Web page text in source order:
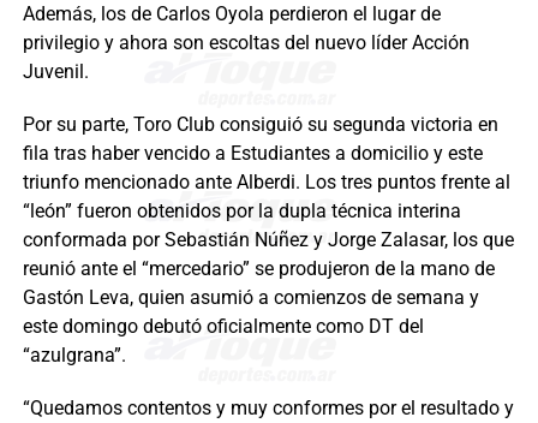
Además, los de Carlos Oyola perdieron el lugar de
privilegio y ahora son escoltas del nuevo líder Acción
Juvenil.
Por su parte, Toro Club consiguió su segunda victoria en
fila tras haber vencido a Estudiantes a domicilio y este
triunfo mencionado ante Alberdi. Los tres puntos frente al
“león” fueron obtenidos por la dupla técnica interina
conformada por Sebastián Núñez y Jorge Zalasar, los que
reunió ante el “mercedario” se produjeron de la mano de
Gastón Leva, quien asumió a comienzos de semana y
este domingo debutó oficialmente como DT del
“azulgrana”.
“Quedamos contentos y muy conformes por el resultado y